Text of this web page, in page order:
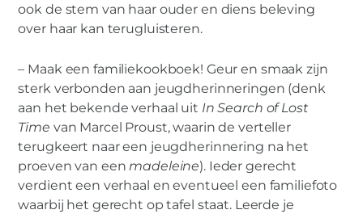
ook de stem van haar ouder en diens beleving
over haar kan terugluisteren.
– Maak een familiekookboek! Geur en smaak zijn
sterk verbonden aan jeugdherinneringen (denk
aan het bekende verhaal uit In Search of Lost
Time van Marcel Proust, waarin de verteller
terugkeert naar een jeugdherinnering na het
proeven van eenmadeleine). Ieder gerecht
verdient een verhaal en eventueel een familiefoto
waarbij het gerecht op tafel staat. Leerde je